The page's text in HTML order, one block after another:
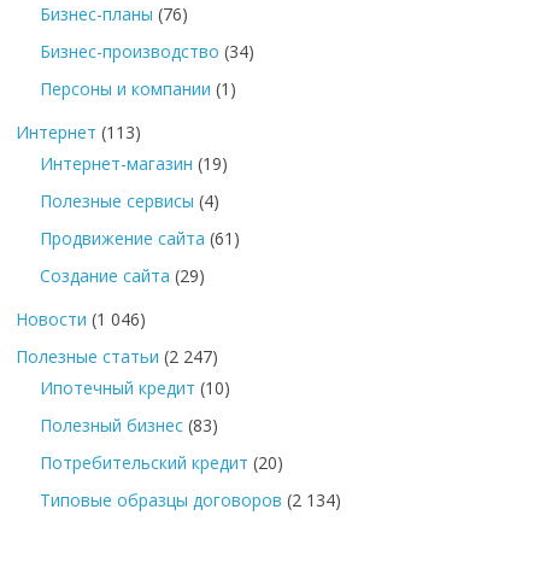
Бизнес-планы (76)
Бизнес-производство (34)
Персоны и компании (1)
Интернет (113)
Интернет-магазин (19)
Полезные сервисы (4)
Продвижение сайта (61)
Создание сайта (29)
Новости (1 046)
Полезные статьи (2 247)
Ипотечный кредит (10)
Полезный бизнес (83)
Потребительский кредит (20)
Типовые образцы договоров (2 134)